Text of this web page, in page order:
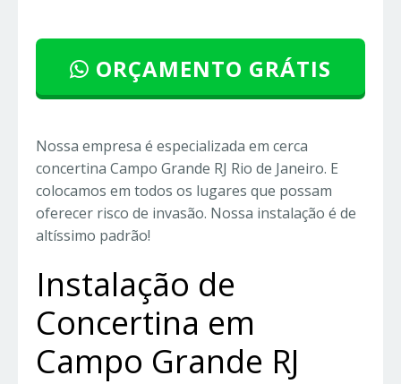
ORÇAMENTO GRÁTIS
Nossa empresa é especializada em cerca
concertina Campo Grande RJ Rio de Janeiro. E
colocamos em todos os lugares que possam
oferecer risco de invasão. Nossa instalação é de
altíssimo padrão!
Instalação de
Concertina em
Campo Grande RJ